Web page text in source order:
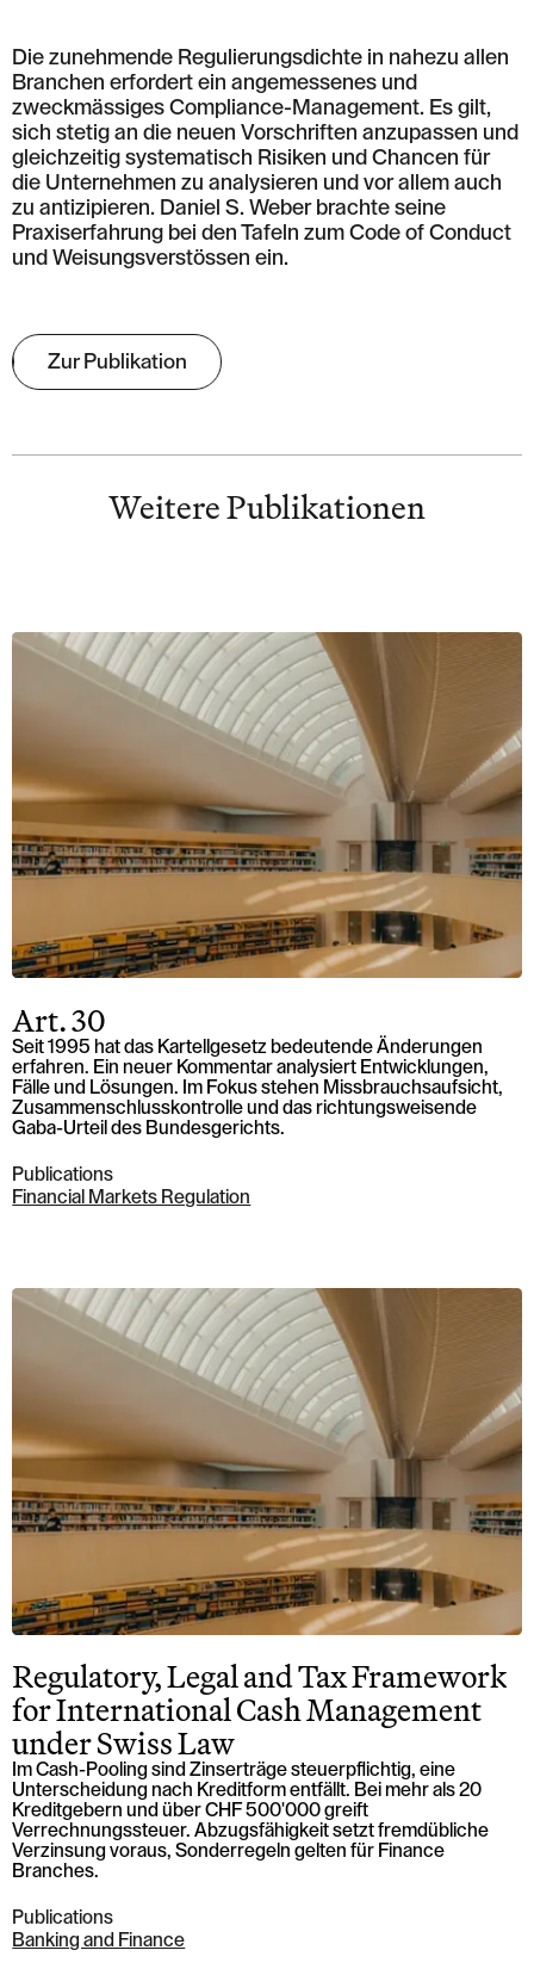
Die zunehmende Regulierungsdichte in nahezu allen
Branchen erfordert ein angemessenes und
zweckmässiges Compliance-Management. Es gilt,
sich stetig an die neuen Vorschriften anzupassen und
gleichzeitig systematisch Risiken und Chancen für
die Unternehmen zu analysieren und vor allem auch
zu antizipieren. Daniel S. Weber brachte seine
Praxiserfahrung bei den Tafeln zum Code of Conduct
und Weisungsverstössen ein.
Zur Publikation
Weitere Publikationen
Art. 30
Seit 1995 hat das Kartellgesetz bedeutende Änderungen
erfahren. Ein neuer Kommentar analysiert Entwicklungen,
Fälle und Lösungen. Im Fokus stehen Missbrauchsaufsicht,
Zusammenschlusskontrolle und das richtungsweisende
Gaba-Urteil des Bundesgerichts.
Publications
Financial Markets Regulation
Regulatory, Legal and Tax Framework
for International Cash Management
under Swiss Law
Im Cash-Pooling sind Zinserträge steuerpflichtig, eine
Unterscheidung nach Kreditform entfällt. Bei mehr als 20
Kreditgebern und über CHF 500'000 greift
Verrechnungssteuer. Abzugsfähigkeit setzt fremdübliche
Verzinsung voraus, Sonderregeln gelten für Finance
Branches.
Publications
Banking and Finance